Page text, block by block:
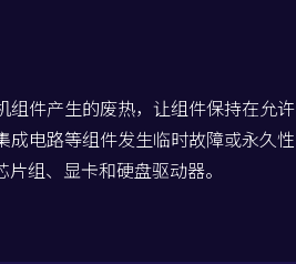
组件产生的废热，让组件保持在允许
电路等组件发生临时故障或永久性
组、显卡和硬盘驱动器。